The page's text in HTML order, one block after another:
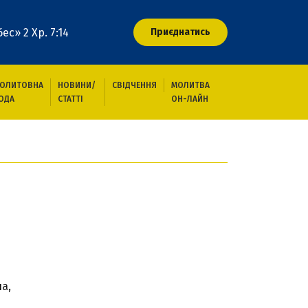
2 Хр. 7:14 Приєднатись
НОВИНИ/
СТАТТІ
СВІДЧЕННЯ
МОЛИТВА
ОН-ЛАЙН